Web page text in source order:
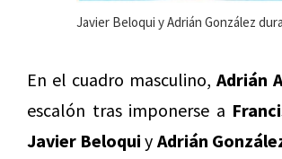
Javier Beloqui y Adrián González
En el cuadro masculino, Adrián
escalón tras imponerse a
Javier Beloquiy Adrián